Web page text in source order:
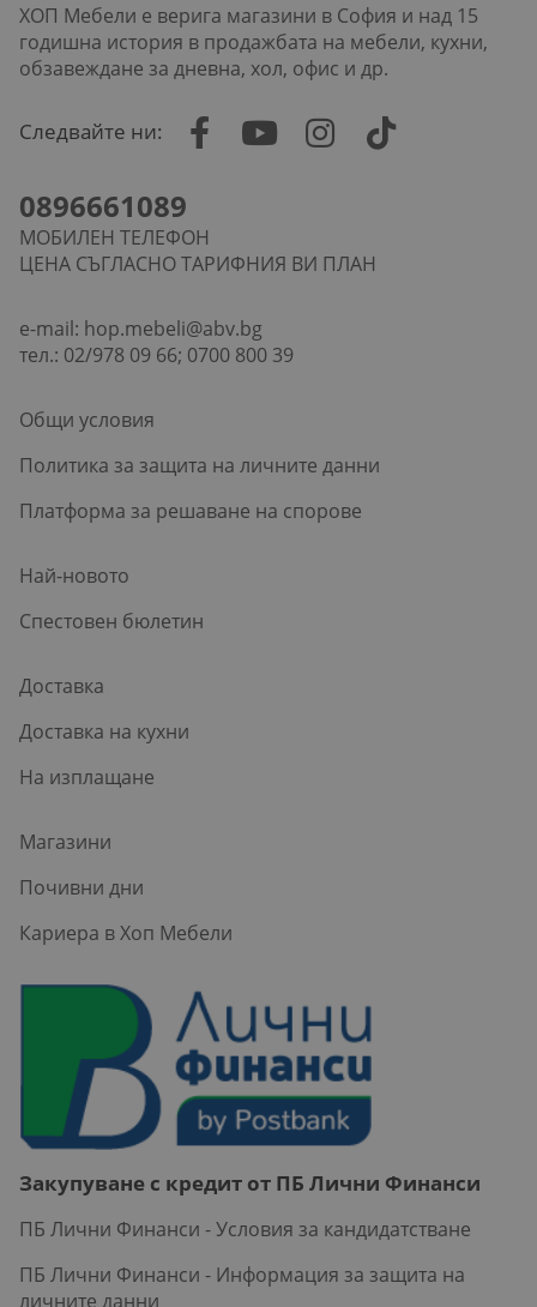
ХОП Мебели е верига магазини в София и над 15
годишна история в продажбата на мебели, кухни,
обзавеждане за дневна, хол, офис и др.
Следвайте ни:
0896661089
МОБИЛЕН ТЕЛЕФОН
ЦЕНА СЪГЛАСНО ТАРИФНИЯ ВИ ПЛАН
e-mail: hop.mebeli@abv.bg
тел.: 02/978 09 66; 0700 800 39
Общи условия
Политика за защита на личните данни
Платформа за решаване на спорове
Най-новото
Спестовен бюлетин
Доставка
Доставка на кухни
На изплащане
Магазини
Почивни дни
Кариера в Хоп Мебели
Закупуване с кредит от ПБ Лични Финанси
ПБ Лични Финанси - Условия за кандидатстване
ПБ Лични Финанси - Информация за защита на
личните данни